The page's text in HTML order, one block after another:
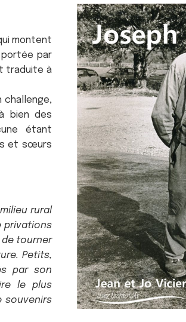
montent
par
traduite à
challenge,
bien des
étant
et sœurs
rural
privations
de tourner
Petits,
par son
le plus
souvenirs